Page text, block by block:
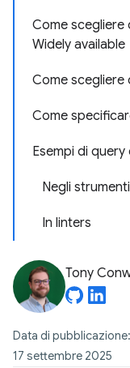
Come scegliere
Widely available
Come scegliere
Come
Esempi di
Negli
In linters
Tony
Data di
17 settembre 2025